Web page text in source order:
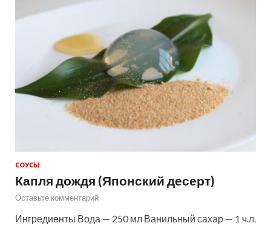
СОУСЫ
Капля дождя (Японский десерт)
Оставьте комментарий
Ингредиенты Вода — 250 мл Ванильный сахар — 1 ч.л.